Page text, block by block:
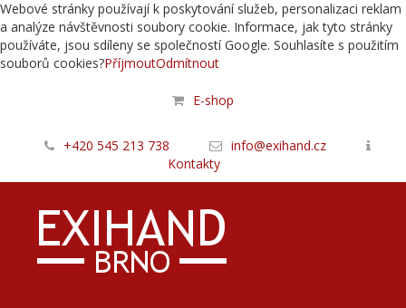
Webové stránky používají k poskytování služeb, personalizaci reklam
a analýze návštěvnosti soubory cookie. Informace, jak tyto stránky
používáte, jsou sdíleny se společností Google. Souhlasíte s použitím
souborů cookies?PříjmoutOdmítnout
E-shop
+420 545 213 738
info@exihand.cz
Kontakty